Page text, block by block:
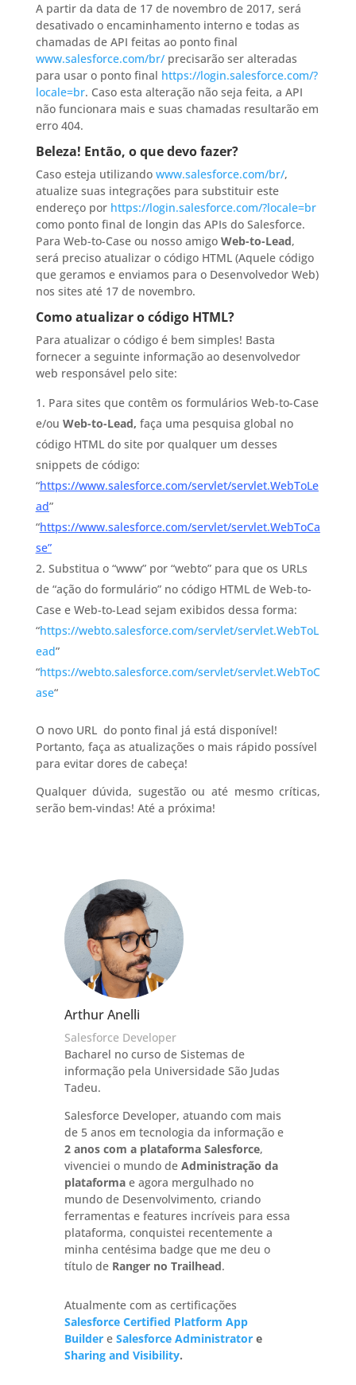
A partir da data de 17 de novembro de 2017, será
desativado o encaminhamento interno e todas as
chamadas de API feitas ao ponto final
www.salesforce.com/br/precisarão ser alteradas
para usar o ponto final https://login.salesforce.com/?
locale=br. Caso esta alteração não seja feita, a API
não funcionara mais e suas chamadas resultarão em
erro 404.
Beleza! Então, o que devo fazer?
Caso esteja utilizando www.salesforce.com/br/,
atualize suas integrações para substituir este
endereço por https://login.salesforce.com/?locale=br
como ponto final de longin das APIs do Salesforce.
Para Web-to-Case ou nosso amigo Web-to-Lead,
será preciso atualizar o código HTML (Aquele código
que geramos e enviamos para o Desenvolvedor Web)
nos sites até 17 de novembro.
Como atualizar o código HTML?
Para atualizar o código é bem simples! Basta
fornecer a seguinte informação ao desenvolvedor
web responsável pelo site:
Para sites que contêm os formulários Web-to-Case
e/ou Web-to-Lead, faça uma pesquisa global no
código HTML do site por qualquer um desses
snippets de código:
“https://www.salesforce.com/servlet/servlet.WebToLe
ad”
“https://www.salesforce.com/servlet/servlet.WebToCa
se”
Substitua o “www” por “webto” para que os URLs
de “ação do formulário” no código HTML de Web-to-
Case e Web-to-Lead sejam exibidos dessa forma:
“https://webto.salesforce.com/servlet/servlet.WebToL
ead”
“https://webto.salesforce.com/servlet/servlet.WebToC
ase“
O novo URL do ponto final já está disponível!
Portanto, faça as atualizações o mais rápido possível
para evitar dores de cabeça!
Qualquer dúvida, sugestão ou até mesmo críticas,
serão bem-vindas! Até a próxima!
Arthur Anelli
Salesforce Developer
Bacharel no curso de Sistemas de
informação pela Universidade São Judas
Tadeu.
Salesforce Developer, atuando com mais
de 5 anos em tecnologia da informação e
2 anos com a plataforma Salesforce,
vivenciei o mundo de Administração da
plataformae agora mergulhado no
mundo de Desenvolvimento, criando
ferramentas e features incríveis para essa
plataforma, conquistei recentemente a
minha centésima badge que me deu o
título de Ranger no Trailhead.
Atualmente com as certificações
Salesforce Certified Platform App
Builder e Salesforce Administratore
Sharing and Visibility.